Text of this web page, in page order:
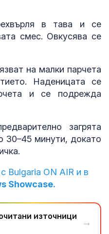
в тава и се
смес. Овкусява се
на малки парчета
Наденицата се
и се подрежда
загрята
30–45 минути, докато
Bulgaria ON AIR и в
Showcase.
източници
→